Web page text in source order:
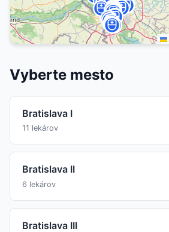
Vyberte mesto
Bratislava I
11 lekárov
Bratislava II
6 lekárov
Bratislava III